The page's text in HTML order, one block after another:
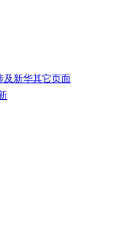
及新华其它页面